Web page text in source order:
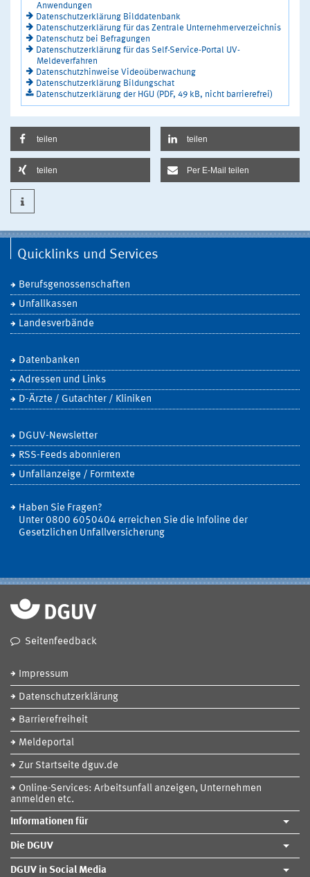
Anwendungen
Datenschutzerklärung Bilddatenbank
Datenschutzerklärung für das Zentrale Unternehmerverzeichnis
Datenschutz bei Befragungen
Datenschutzerklärung für das Self-Service-Portal UV-
Meldeverfahren
Datenschutzhinweise Videoüberwachung
Datenschutzerklärung Bildungschat
Datenschutzerklärung der HGU (PDF, 49 kB, nicht barrierefrei)
teilen teilen
teilen Per E-Mail teilen
Quicklinks und Services
Berufsgenossenschaften
Unfallkassen
Landesverbände
Datenbanken
Adressen und Links
D-Ärzte / Gutachter / Kliniken
DGUV-Newsletter
RSS-Feeds abonnieren
Unfallanzeige / Formtexte
Haben Sie Fragen?
Unter 0800 6050404 erreichen Sie die Infoline der
Gesetzlichen Unfallversicherung
Seitenfeedback
Impressum
Datenschutzerklärung
Barrierefreiheit
Meldeportal
Zur Startseite dguv.de
Online-Services: Arbeitsunfall anzeigen, Unternehmen
anmelden etc.
Informationen für
Die DGUV
DGUV in Social Media